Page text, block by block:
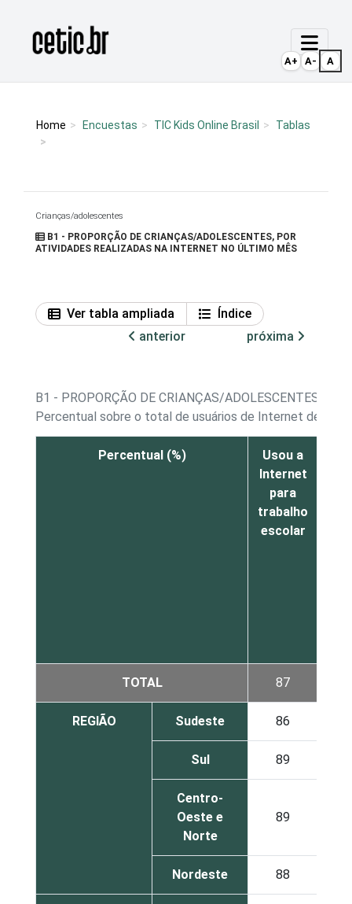
Página inicial
Home Encuestas TIC Kids Online Brasil Tablas
Crianças/adolescentes
B1 - PROPORÇÃO DE CRIANÇAS/ADOLESCENTES, POR
ATIVIDADES REALIZADAS NA INTERNET NO ÚLTIMO MÊS
Ver tabla ampliada
Índice
anterior
próxima
B1 - PROPORÇÃO DE CRIANÇAS/ADOLESCENTES,
Percentual sobre o total de usuários de Internet de 9 a
Percentual (%)
Usou a
Internet
para
trabalho
escolar
TOTAL 87
REGIÃO Sudeste 86
Sul 89
Centro-
Oeste e
Norte
89
Nordeste 88
A+ A- A